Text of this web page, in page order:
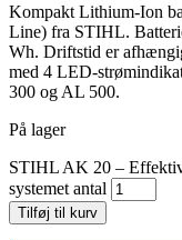
Kompakt Lithium-Ion
Line) fra STIHL.
Wh. Driftstid er
med 4 LED-
300 og AL 500.
På lager
STIHL AK 20 –
systemet antal
Tilføj til kurv